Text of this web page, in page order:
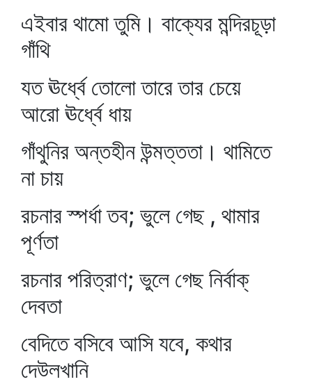
এইবার থামো তুমি। বাক্যের মন্দিরচূড়া
গাঁথি
যত ঊর্ধ্বে তোলো তারে তার চেয়ে
আরো ঊর্ধ্বে ধায়
গাঁথুনির অন্তহীন উন্মত্ততা। থামিতে
না চায়
রচনার স্পর্ধা তব; ভুলে গেছ , থামার
পূর্ণতা
রচনার পরিত্রাণ; ভুলে গেছ নির্বাক্‌
দেবতা
বেদিতে বসিবে আসি যবে, কথার
দেউলখানি